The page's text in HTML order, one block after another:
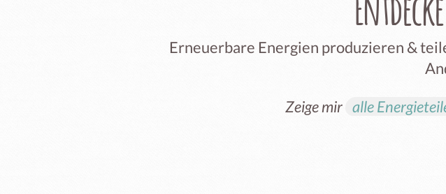
Erneuerbare Energien produzieren &
Zeige mir alle